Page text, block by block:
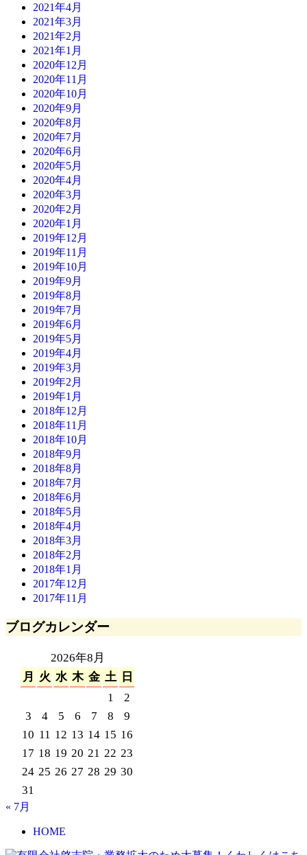
2021年4月
2021年3月
2021年2月
2021年1月
2020年12月
2020年11月
2020年10月
2020年9月
2020年8月
2020年7月
2020年6月
2020年5月
2020年4月
2020年3月
2020年2月
2020年1月
2019年12月
2019年11月
2019年10月
2019年9月
2019年8月
2019年7月
2019年6月
2019年5月
2019年4月
2019年3月
2019年2月
2019年1月
2018年12月
2018年11月
2018年10月
2018年9月
2018年8月
2018年7月
2018年6月
2018年5月
2018年4月
2018年3月
2018年2月
2018年1月
2017年12月
2017年11月
ブログカレンダー
2026年8月
月
火 水 木 金 土 日
1
2
3
4 5 6 7 8
9
10 11 12 13 14 15 16
17 18 19 20 21 22 23
24 25 26 27 28 29 30
31
« 7月
HOME